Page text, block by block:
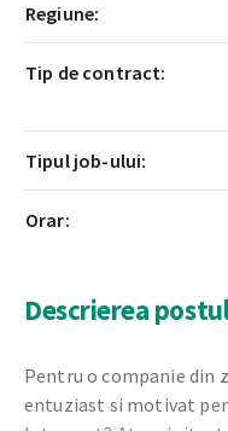
Regiune:
Tip de contract:
Tipul job-ului:
Orar:
Descrierea
Pentru o companie din
entuziast si motivat